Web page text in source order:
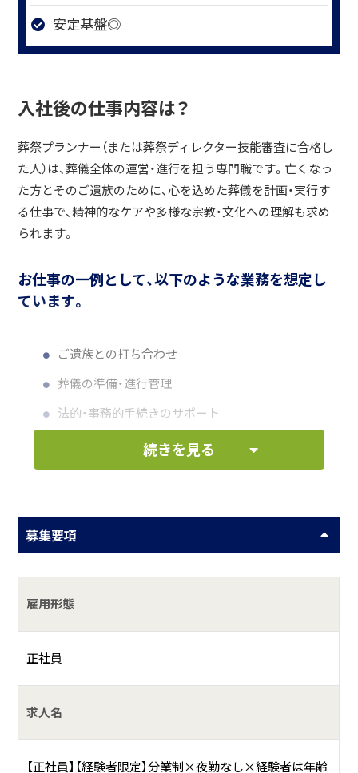
安定基盤◎
入社後の仕事内容は？
葬祭プランナー（または葬祭ディレクター技能審査に合格し
た人）は、葬儀全体の運営・進行を担う専門職です。亡くなっ
た方とそのご遺族のために、心を込めた葬儀を計画・実行す
る仕事で、精神的なケアや多様な宗教・文化への理解も求め
られます。
お仕事の一例として、以下のような業務を想定し
ています。
ご遺族との打ち合わせ
葬儀の準備・進行管理
法的・事務的手続きのサポート
ご遺族の心のケア
ただの葬儀社ではなく、『家族の絆』を深める企業を目指し
セレモニーホールに込める、特別な想い。
具体的には？
金宝堂は千葉県野田市に本社を構えてから28年が経ちまし
いです。
だからこそ、今、東葛地域の皆様に感謝の気持ちを形にして
お返ししたいと考えております。その想いを形にするために
続きを見る
募集要項
雇用形態
正社員
求人名
【正社員】【経験者限定】分業制×夜勤なし×経験者は年齢